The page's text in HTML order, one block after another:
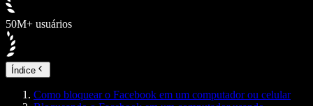
50M+ usuários
Índice
Como bloquear o Facebook em um computador ou celular